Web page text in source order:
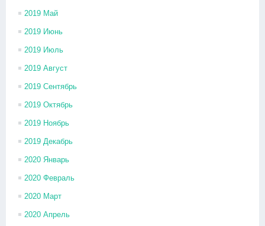
2019 Май
2019 Июнь
2019 Июль
2019 Август
2019 Сентябрь
2019 Октябрь
2019 Ноябрь
2019 Декабрь
2020 Январь
2020 Февраль
2020 Март
2020 Апрель